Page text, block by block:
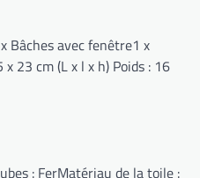
Bâches avec fenêtre1 x
23 cm (L x l x h) Poids : 16
: FerMatériau de la toile :